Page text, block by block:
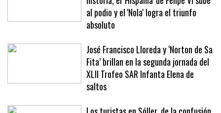
El 'Teatro del Soho San Miguel' hace
historia, el 'Hispania' de Felipe VI sube
al podio y el 'Nola' logra el triunfo
absoluto
José Francisco Lloreda y ‘Norton de Sa
Fita’ brillan en la segunda jornada del
XLII Trofeo SAR Infanta Elena de
saltos